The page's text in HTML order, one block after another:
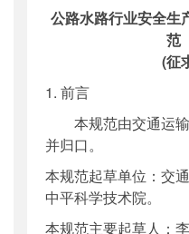
公路水路行业安全生
范
(征
1. 前言
本规范由交通运输
并归口。
本规范起草单位：交
中平科学技术院。
本规范主要起草人：